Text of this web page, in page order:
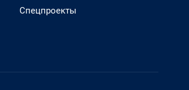
Спецпроекты